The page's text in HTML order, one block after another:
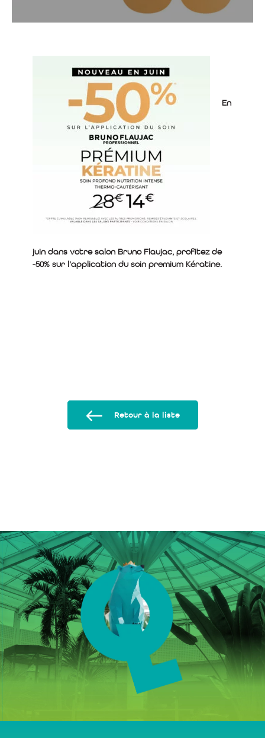
En
juin dans votre salon Bruno Flaujac, profitez de
-50% sur l’application du soin premium Kératine.
Retour à la liste